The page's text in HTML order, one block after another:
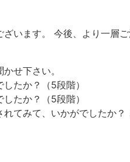
います。
今後、より一層
せ下さい。
たか？（5段階）
たか？（5段階）
てみて、いかがでしたか